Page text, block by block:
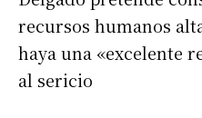
recursos humanos
haya una «excelente
al sericio